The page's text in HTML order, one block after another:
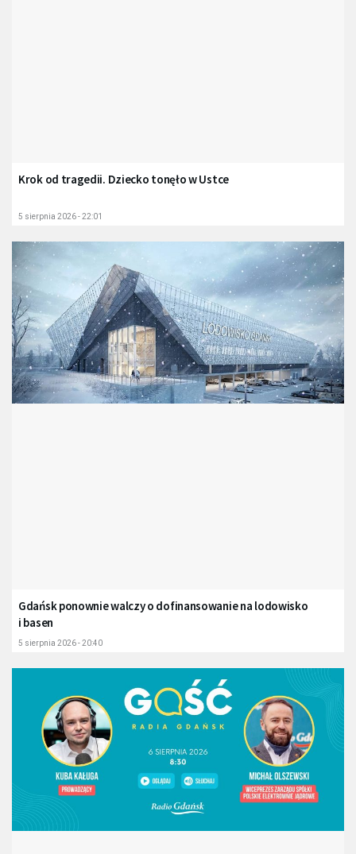
Krok od tragedii. Dziecko tonęło w Ustce
5 sierpnia 2026 - 22:01
Gdańsk ponownie walczy o dofinansowanie na lodowisko
i basen
5 sierpnia 2026 - 20:40